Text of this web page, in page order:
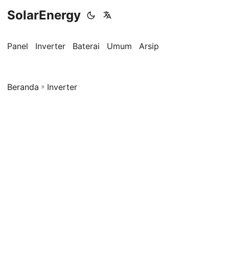
SolarEnergy
Panel Inverter Baterai Umum Arsip
Beranda » Inverter